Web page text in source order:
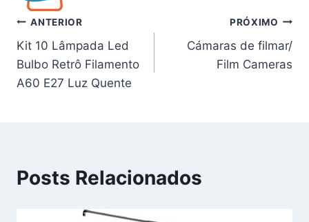
Navegação
de
Post
ANTERIOR
Kit 10 Lâmpada Led
Bulbo Retrô Filamento
A60 E27 Luz Quente
PRÓXIMO
Cámaras de filmar/
Film Cameras
Posts Relacionados